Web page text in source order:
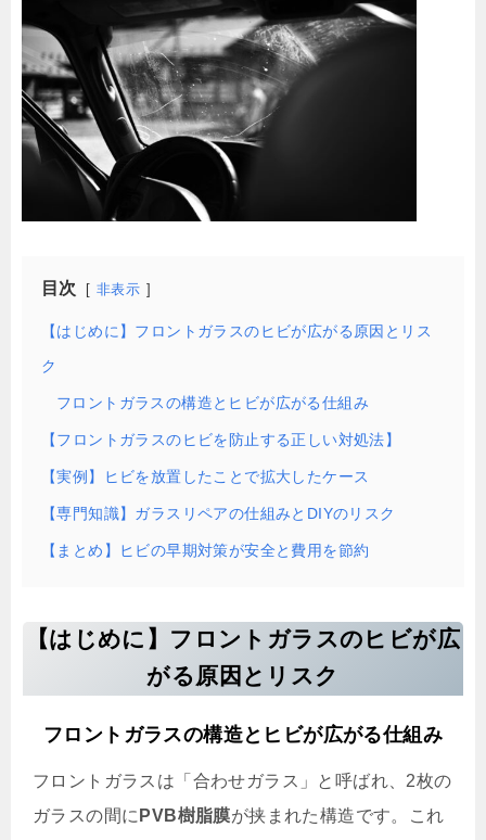
目次 非表示
【はじめに】フロントガラスのヒビが広がる原因とリス
ク
フロントガラスの構造とヒビが広がる仕組み
【フロントガラスのヒビを防止する正しい対処法】
【実例】ヒビを放置したことで拡大したケース
【専門知識】ガラスリペアの仕組みとDIYのリスク
【まとめ】ヒビの早期対策が安全と費用を節約
【はじめに】フロントガラスのヒビが広
がる原因とリスク
フロントガラスの構造とヒビが広がる仕組み
フロントガラスは「合わせガラス」と呼ばれ、2枚の
ガラスの間に PVB樹脂膜が挟まれた構造です。これ